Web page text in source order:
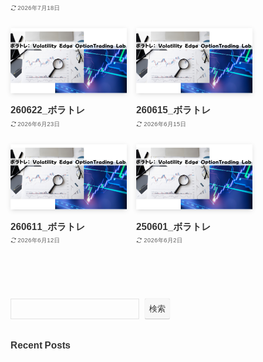
2026年7月18日
260622_ボラトレ
2026年6月23日
260615_ボラトレ
2026年6月15日
260611_ボラトレ
2026年6月12日
250601_ボラトレ
2026年6月2日
検索
Recent Posts